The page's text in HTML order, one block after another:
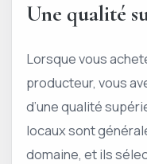
Une qualité
Lorsque vous
producteur, vous
d’une qualité
locaux sont
domaine, et ils